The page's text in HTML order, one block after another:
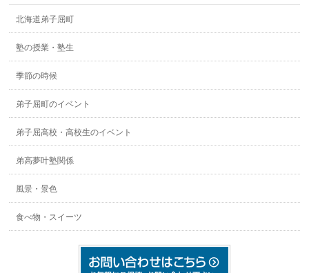
北海道弟子屈町
塾の授業・塾生
季節の時候
弟子屈町のイベント
弟子屈高校・高校生のイベント
弟高夢叶塾関係
風景・景色
食べ物・スイーツ